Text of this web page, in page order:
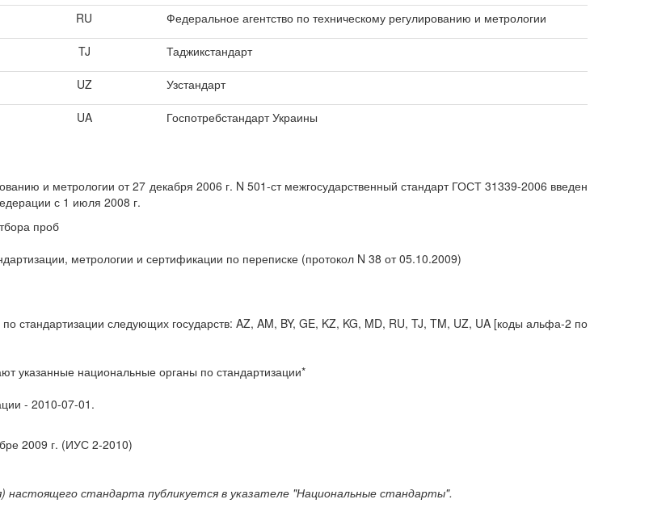
RU Федеральное агентство по техническому регулированию и метрологии
TJ Таджикстандарт
UZ Узстандарт
UA Госпотребстандарт Украины
и метрологии от 27 декабря 2006 г. N 501-ст межгосударственный стандарт ГОСТ 31339-2006 введен
с 1 июля 2008 г.
проб
метрологии и сертификации по переписке (протокол N 38 от 05.10.2009)
стандартизации следующих государств: AZ, AM, BY, GE, KZ, KG, MD, RU, TJ, TM, UZ, UA [коды альфа-2 по
указанные национальные органы по стандартизации*
- 2010-07-01.
2009 г. (ИУС 2-2010)
настоящего стандарта публикуется в указателе "Национальные стандарты".